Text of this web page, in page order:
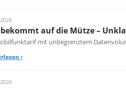
bekommt auf die Mütze –
mit unbegrenztem
›